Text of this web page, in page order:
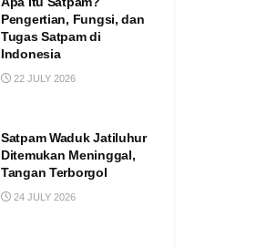
Pengertian, Fungsi, dan
Tugas Satpam di
Indonesia
22 JULY 2026
Satpam Waduk Jatiluhur
Ditemukan Meninggal,
Tangan Terborgol
24 JULY 2026